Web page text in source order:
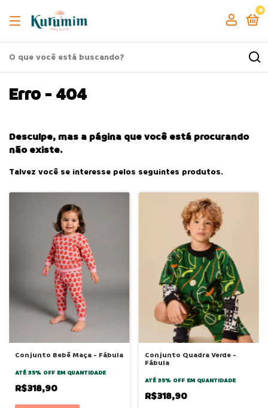
0
Erro - 404
Desculpe, mas a página que você está procurando
não existe.
Talvez você se interesse pelos seguintes produtos.
Conjunto Bebê Maça - Fábula
ATÉ 35% OFF EM QUANTIDADE
R$318,90
Conjunto Quadra Verde -
Fábula
ATÉ 35% OFF EM QUANTIDADE
R$318,90